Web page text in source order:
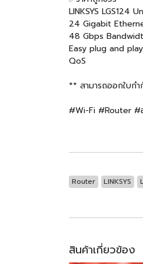
LINKSYS LGS124
24 Gigabit
48 Gbps
Easy plug and play
QoS
** สามารถออกใบก
#Wi-Fi #Router #
Router LINKSYS
สินค้าเกี่ยวข้อง